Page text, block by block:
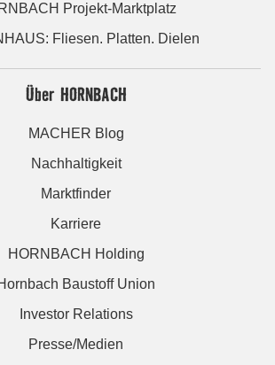
Projekt-Marktplatz
Fliesen. Platten. Dielen
Über HORNBACH
MACHER Blog
Nachhaltigkeit
Marktfinder
Karriere
HORNBACH Holding
Baustoff Union
Investor Relations
Presse/Medien